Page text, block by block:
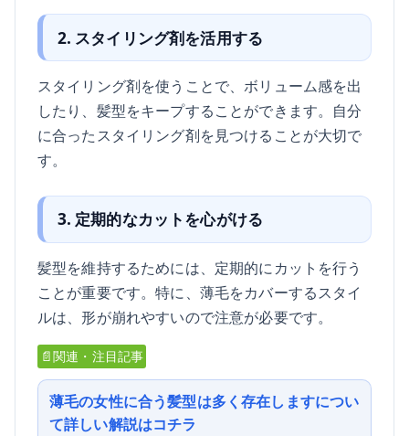
2. スタイリング剤を活用する
スタイリング剤を使うことで、ボリューム感を出
したり、髪型をキープすることができます。自分
に合ったスタイリング剤を見つけることが大切で
す。
3. 定期的なカットを心がける
髪型を維持するためには、定期的にカットを行う
ことが重要です。特に、薄毛をカバーするスタイ
ルは、形が崩れやすいので注意が必要です。
📄関連・注目記事
薄毛の女性に合う髪型は多く存在しますについ
て詳しい解説はコチラ